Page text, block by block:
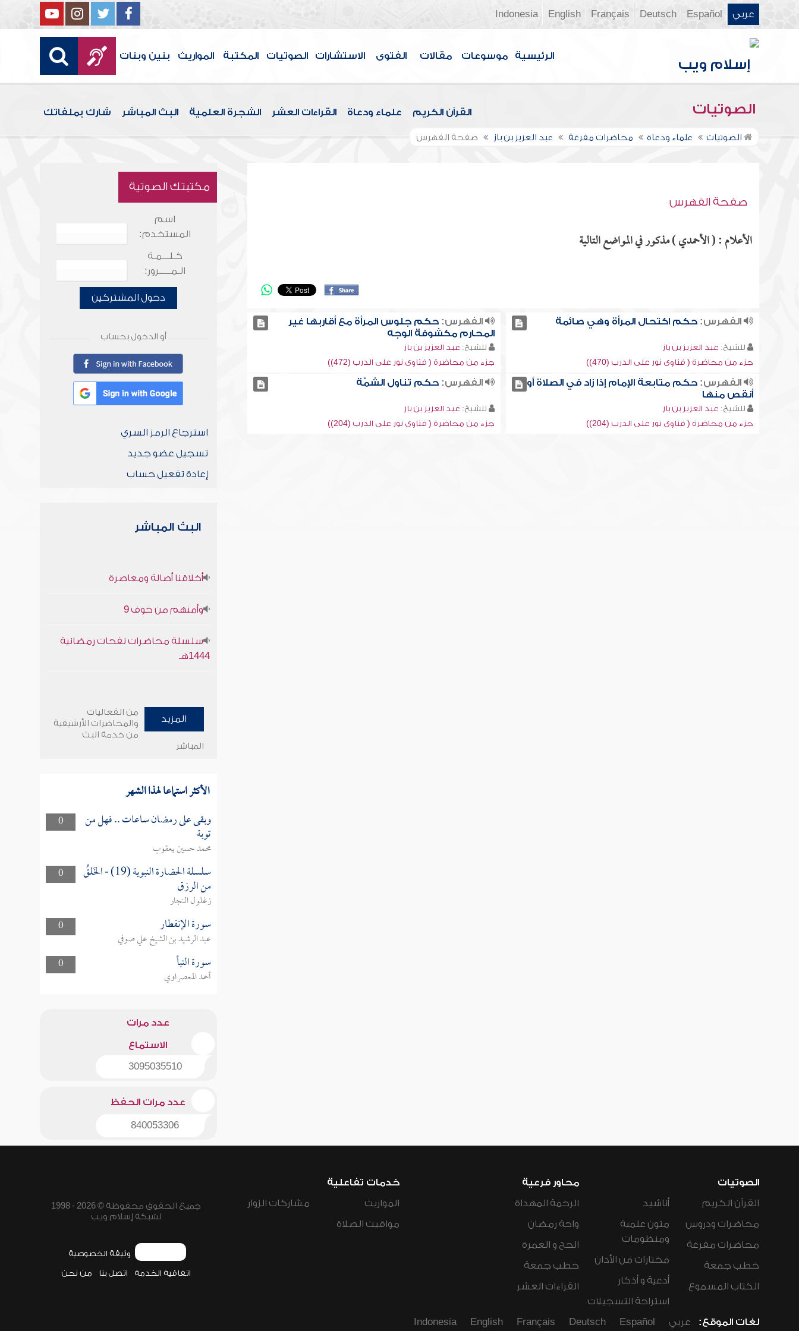
عربي Español
Deutsch
Français
English
Indonesia
الرئيسية موسوعات مقالات الفتوى الاستشارات الصوتيات المكتبة المواريث بنين وبنات
الصوتيات القرآن الكريم علماء ودعاة القراءات العشر الشجرة العلمية البث المباشر شارك بملفاتك
الصوتيات علماء ودعاة محاضرات مفرغة عبد العزيز بن باز صفحة الفهرس
صفحة الفهرس
الأعلام : ( الأحمدي ) مذكور في المواضع التالية
الفهرس:حكم اكتحال المرأة وهي صائمة
للشيخ: عبد العزيز بن باز
جزء من محاضرة ( فتاوى نور على الدرب (470))
الفهرس: حكم جلوس المرأة مع أقاربها غير
المحارم مكشوفة الوجه
للشيخ: عبد العزيز بن باز
جزء من محاضرة ( فتاوى نور على الدرب (472))
الفهرس:حكم متابعة الإمام إذا زاد في الصلاة أو
أنقص منها
للشيخ: عبد العزيز بن باز
جزء من محاضرة ( فتاوى نور على الدرب (204))
الفهرس: حكم تناول الشمَّة
للشيخ: عبد العزيز بن باز
جزء من محاضرة ( فتاوى نور على الدرب (204))
مكتبتك الصوتية
اسم
المستخدم:
كـلـــمـة
الـمـــــرور:
دخول المشتركين
أو الدخول بحساب
استرجاع الرمز السري
تسجيل عضو جديد
إعادة تفعيل حساب
البث المباشر
أخلاقنا أصالة ومعاصرة
وأمنهم من خوف 9
سلسلة محاضرات نفحات رمضانية
1444هـ
المزيد
من الفعاليات
والمحاضرات الأرشيفية
من خدمة البث
المباشر
الأكثر استماعا لهذا الشهر
0 وبقى على رمضان ساعات .. فهل من
توبة
محمد حسين يعقوب
0
سلسلة الحضارة النبوية (19) - الخَلقُ
من الرزق
زغلول النجار
0
سورة الإنفطار
عبد الرشيد بن الشيخ علي صوفي
0
سورة النبأ
أحمد المعصراوي
عدد مرات
الاستماع
3095035510
عدد مرات الحفظ
840053306
الصوتيات
القرآن الكريم
محاضرات ودروس
محاضرات مفرغة
خطب جمعة
الكتاب المسموع
أناشيد
متون علمية
ومنظومات
مختارات من الأذان
أدعية و أذكار
استراحة التسجيلات
محاور فرعية
الرحمة المهداة
واحة رمضان
الحج و العمرة
خطب جمعة
القراءات العشر
خدمات تفاعلية
المواريث
مواقيت الصلاة
مشاركات الزوار
جميع الحقوق محفوظة © 2026 - 1998
لشبكة إسلام ويب
وثيقة الخصوصية
اتفاقية الخدمة اتصل بنا من نحن
لغات الموقع: عربي Español
Deutsch
Français
English
Indonesia